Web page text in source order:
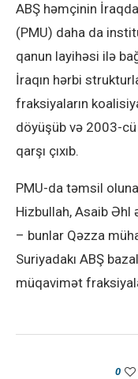
ABŞ həmçinin
(PMU) daha da
qanun layihəsi ilə
İraqın hərbi
fraksiyaların
döyüşüb və 2003-
qarşı çıxıb.
PMU-da təmsil
Hizbullah, Asaib Əhl
– bunlar Qəzza
Suriyadakı ABŞ
müqavimət
0